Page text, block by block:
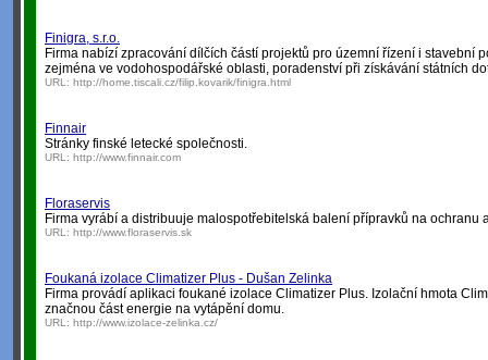
Finigra, s.r.o.
Firma nabízí zpracování dílčích částí projektů pro územní řízení i stavební
zejména ve vodohospodářské oblasti, poradenství při získávání státních
URL: http://home.tiscali.cz/filip.kovarik/finigra.html
Finnair
Stránky finské letecké společnosti.
URL: http://www.finnair.com
Floraservis
Firma vyrábí a distribuuje malospotřebitelská balení přípravků na ochranu
URL: http://www.floraservis.sk
Foukaná izolace Climatizer Plus - Dušan Zelinka
Firma provádí aplikaci foukané izolace Climatizer Plus. Izolační hmota
značnou část energie na vytápění domu.
URL: http://www.izolace-zelinka.cz/